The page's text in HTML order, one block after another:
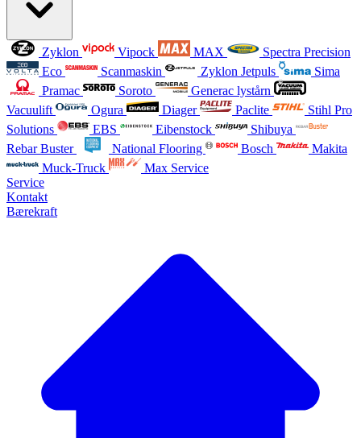
Zyklon Vipock MAX
Spectra Precision
Eco
Scanmaskin Zyklon Jetpuls
Sima
Pramac
Soroto
Generac lystårn
Vacuulift
Ogura Diager Paclite
Stihl Pro
Solutions
EBS Eibenstock
Shibuya
Rebar Buster
National Flooring Bosch
Makita
Muck-Truck
Max Service
Service
Kontakt
Bærekraft